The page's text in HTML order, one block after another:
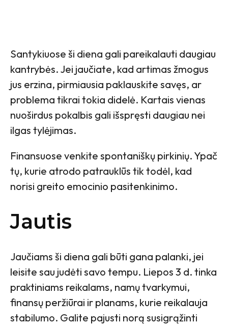
Santykiuose ši diena gali pareikalauti daugiau
kantrybės. Jei jaučiate, kad artimas žmogus
jus erzina, pirmiausia paklauskite savęs, ar
problema tikrai tokia didelė. Kartais vienas
nuoširdus pokalbis gali išspręsti daugiau nei
ilgas tylėjimas.
Finansuose venkite spontaniškų pirkinių. Ypač
tų, kurie atrodo patrauklūs tik todėl, kad
norisi greito emocinio pasitenkinimo.
Jautis
Jaučiams ši diena gali būti gana palanki, jei
leisite sau judėti savo tempu. Liepos 3 d. tinka
praktiniams reikalams, namų tvarkymui,
finansų peržiūrai ir planams, kurie reikalauja
stabilumo. Galite pajusti norą susigrąžinti